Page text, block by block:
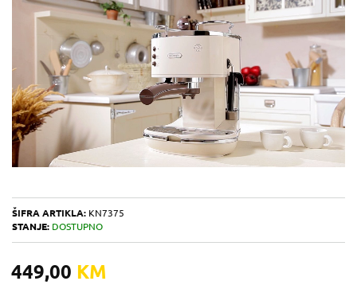
ŠIFRA ARTIKLA: KN7375
STANJE: DOSTUPNO
449,00 KM